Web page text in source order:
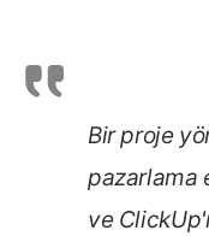
Bir proje
pazarlama
ve